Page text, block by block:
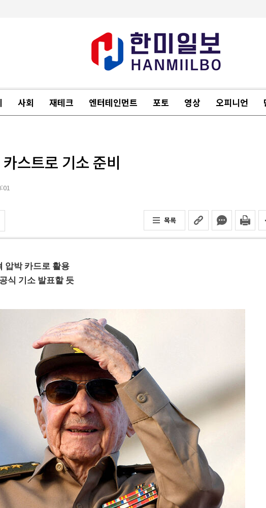
사회 재테크 엔터테인먼트 포토 영상 오피니언
스트로 기소 준비
목록
압박 카드로 활용
식 기소 발표할 듯